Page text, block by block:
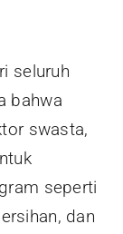
seluruh
bahwa
swasta,
seperti
dan